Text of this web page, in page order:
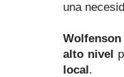
una
alto nivel
local.